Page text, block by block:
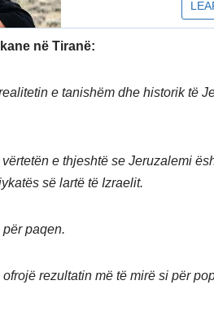
në Tiranë:
e tanishëm dhe historik të
e thjeshtë se Jeruzalemi
së lartë të Izraelit.
paqen.
rezultatin më të mirë si për